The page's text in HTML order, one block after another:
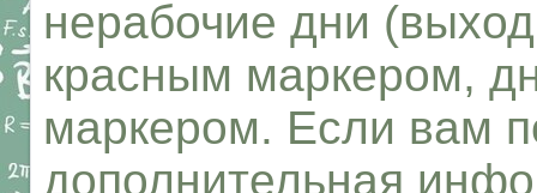
нерабочие дни
красным маркером,
маркером. Если вам
дополнительная